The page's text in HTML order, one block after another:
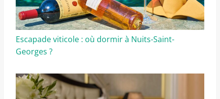
Escapade viticole : où dormir à Nuits-Saint-
Georges ?